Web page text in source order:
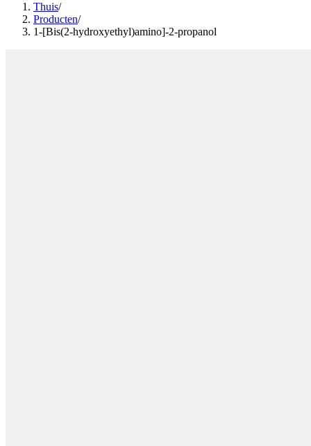
Thuis/
Producten/
1-[Bis(2-hydroxyethyl)amino]-2-propanol